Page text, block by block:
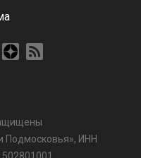
Подмосковья», ИНН